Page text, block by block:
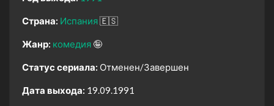
Страна: Испания🇪🇸
Жанр: комедия 🤪
Статус сериала: Отменен/Завершен
Дата выхода: 19.09.1991